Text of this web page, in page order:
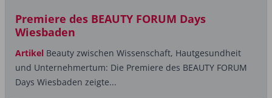
Premiere des BEAUTY FORUM Days
Wiesbaden
Artikel Beauty zwischen Wissenschaft, Hautgesundheit
und Unternehmertum: Die Premiere des BEAUTY FORUM
Days Wiesbaden zeigte...